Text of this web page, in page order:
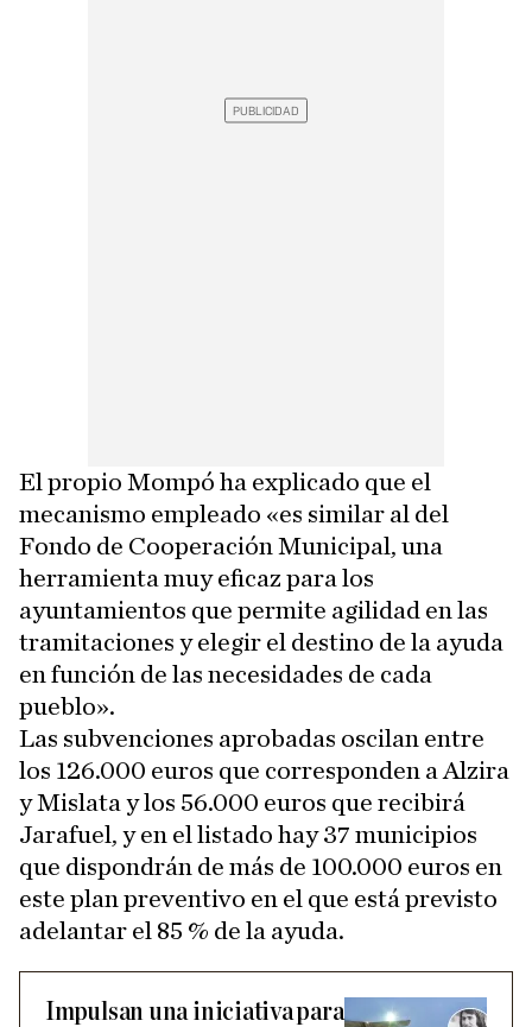
El propio Mompó ha explicado que el
mecanismo empleado «es similar al del
Fondo de Cooperación Municipal, una
herramienta muy eficaz para los
ayuntamientos que permite agilidad en las
tramitaciones y elegir el destino de la ayuda
en función de las necesidades de cada
pueblo».
Las subvenciones aprobadas oscilan entre
los 126.000 euros que corresponden a Alzira
y Mislata y los 56.000 euros que recibirá
Jarafuel, y en el listado hay 37 municipios
que dispondrán de más de 100.000 euros en
este plan preventivo en el que está previsto
adelantar el 85 % de la ayuda.
Impulsan una iniciativa para